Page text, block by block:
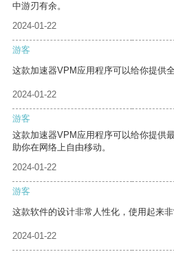
中游刃有余。
2024-01-22
游客
这款加速器VPM应用程序可以给你提供
2024-01-22
游客
这款加速器VPM应用程序可以给你提供
助你在网络上自由移动。
2024-01-22
游客
这款软件的设计非常人性化，使用起来非
2024-01-22